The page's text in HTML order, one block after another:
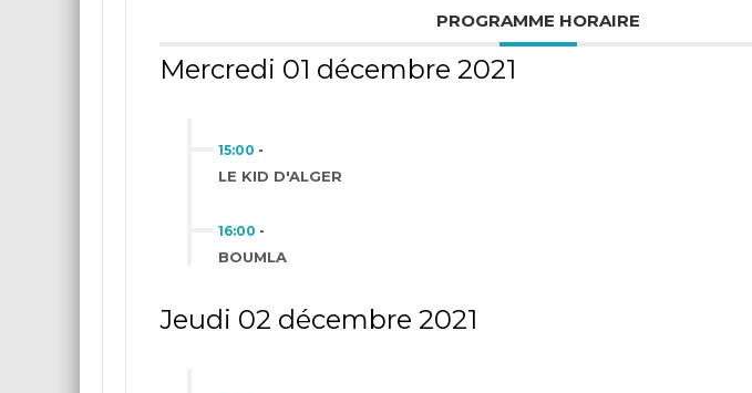
PROGRAMME HORAIRE
Mercredi 01 décembre 2021
15:00 -
LE KID D'ALGER
16:00 -
BOUMLA
Jeudi 02 décembre 2021